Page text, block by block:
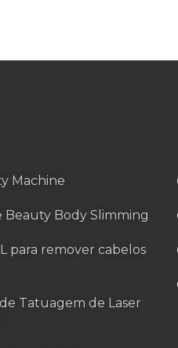
Machine
Beauty Body Slimming
para remover cabelos
Tatuagem de Laser